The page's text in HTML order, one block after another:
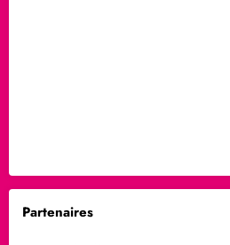
Partenaires